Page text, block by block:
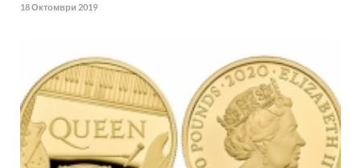
18 Октомври 2019